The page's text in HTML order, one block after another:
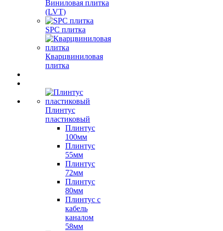
Виниловая плитка
(LVT)
SPC плитка
Кварцвиниловая
плитка
Плинтус
пластиковый
Плинтус
100мм
Плинтус
55мм
Плинтус
72мм
Плинтус
80мм
Плинтус с
кабель
каналом
58мм